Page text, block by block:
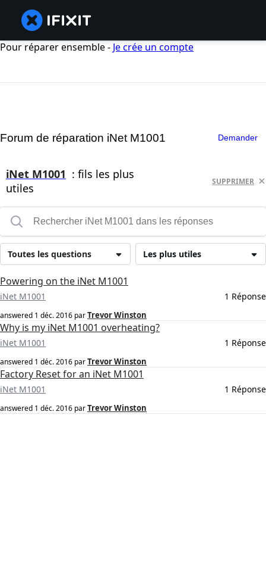
Pour réparer ensemble - Je crée un compte
Forum de réparation iNet M1001 Demander
iNet M1001 : fils les plus
utiles
SUPPRIMER
Les plus utiles
Toutes les questions
Powering on the iNet M1001
iNet M1001 1 Réponse
answered 1 déc. 2016 parTrevor Winston
Why is my iNet M1001 overheating?
iNet M1001 1 Réponse
answered 1 déc. 2016 parTrevor Winston
Factory Reset for an iNet M1001
iNet M1001 1 Réponse
answered 1 déc. 2016 parTrevor Winston